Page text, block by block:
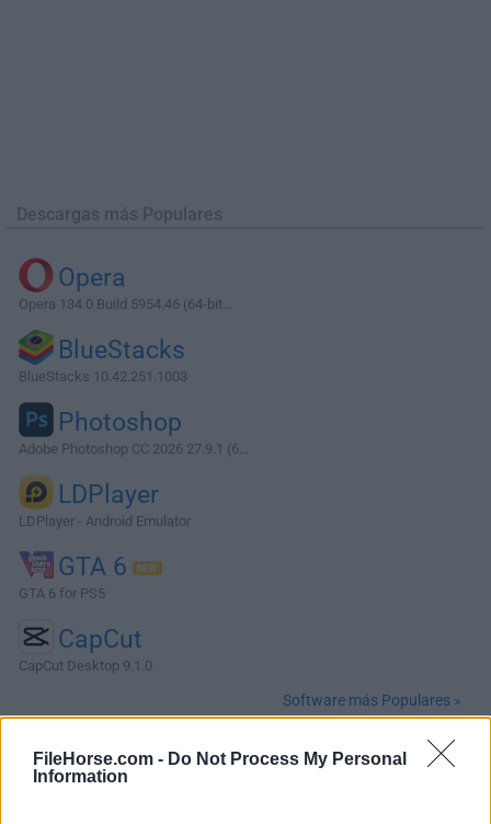
FileHorse.com - Do Not Process My Personal
Information
Descargas más Populares
Opera
Opera 134.0 Build 5954.46 (64-bit...
BlueStacks
BlueStacks 10.42.251.1003
Photoshop
Adobe Photoshop CC 2026 27.9.1 (6...
LDPlayer
LDPlayer - Android Emulator
GTA 6
GTA 6 for PS5
CapCut
CapCut Desktop 9.1.0
Software más Populares »
Acerca de PEAK